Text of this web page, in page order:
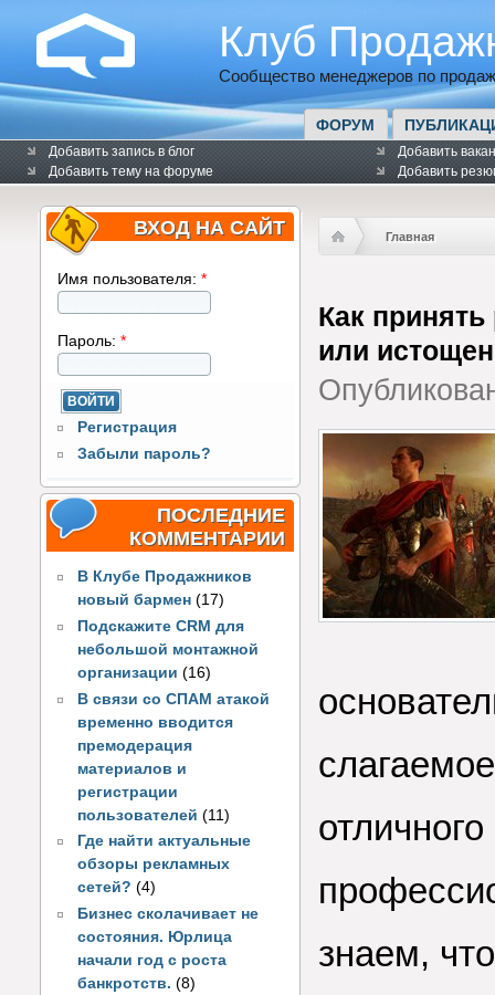
Клуб
Сообщество менеджеров по
ФОРУМ
Добавить запись в блог
Добавить тему на форуме
Добавить
Добавить
ВХОД НА САЙТ
Имя пользователя: *
Пароль: *
Регистрация
Забыли пароль?
ПОСЛЕДНИЕ
КОММЕНТАРИИ
В Клубе Продажников
новый бармен (17)
Подскажите CRM для
небольшой монтажной
организации (16)
В связи со СПАМ атакой
временно вводится
премодерация
материалов и
регистрации
пользователей(11)
Где найти актуальные
обзоры рекламных
сетей? (4)
Бизнес сколачивает не
состояния. Юрлица
начали год с роста
банкротств. (8)
Главная
Как
или
знаем,